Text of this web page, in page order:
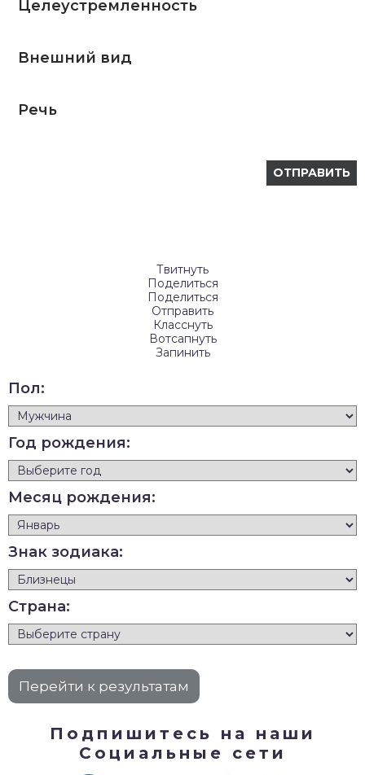
Целеустремленность
Внешний вид
Речь
Твитнуть
Поделиться
Поделиться
Отправить
Класснуть
Вотсапнуть
Запинить
Пол:
Год рождения:
Месяц рождения:
Знак зодиака:
Страна:
Подпишитесь на наши
Социальные сети